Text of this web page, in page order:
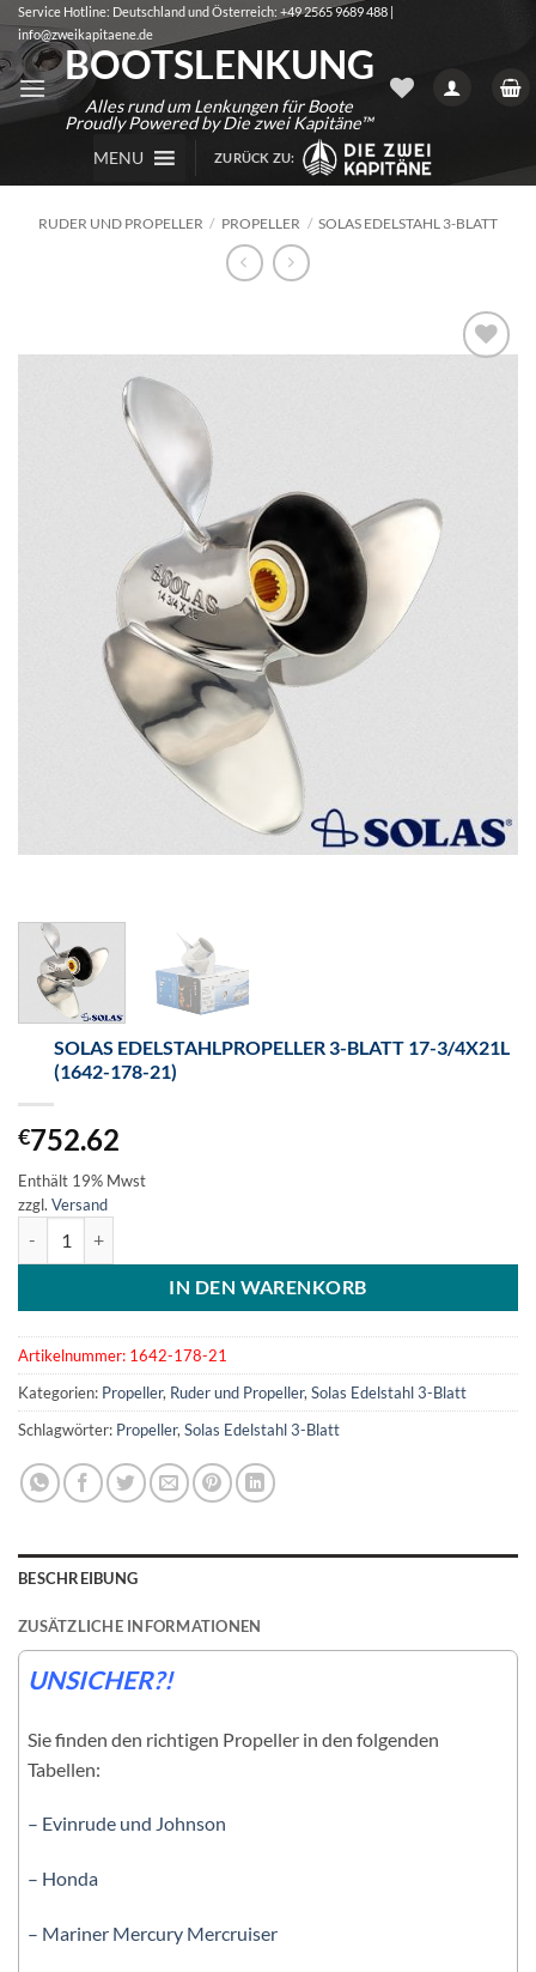
Zum
Inhalt
springen
Service Hotline: Deutschland und Österreich: +49 2565 9689 488 |
info@zweikapitaene.de
BOOTSLENKUNG
Alles rund um Lenkungen für Boote
Proudly Powered by Die zwei Kapitäne™
MENU
ZURÜCK ZU:
RUDER UND PROPELLER / PROPELLER / SOLAS EDELSTAHL 3-BLATT
SOLAS EDELSTAHLPROPELLER 3-BLATT 17-3/4X21L
(1642-178-21)
€752.62
Enthält 19% Mwst
zzgl. Versand
IN DEN WARENKORB
Artikelnummer: 1642-178-21
Kategorien: Propeller, Ruder und Propeller, Solas Edelstahl 3-Blatt
Schlagwörter: Propeller, Solas Edelstahl 3-Blatt
BESCHREIBUNG
ZUSÄTZLICHE INFORMATIONEN
UNSICHER?!
Sie finden den richtigen Propeller in den folgenden
Tabellen:
– Evinrude und Johnson
– Honda
– Mariner Mercury Mercruiser